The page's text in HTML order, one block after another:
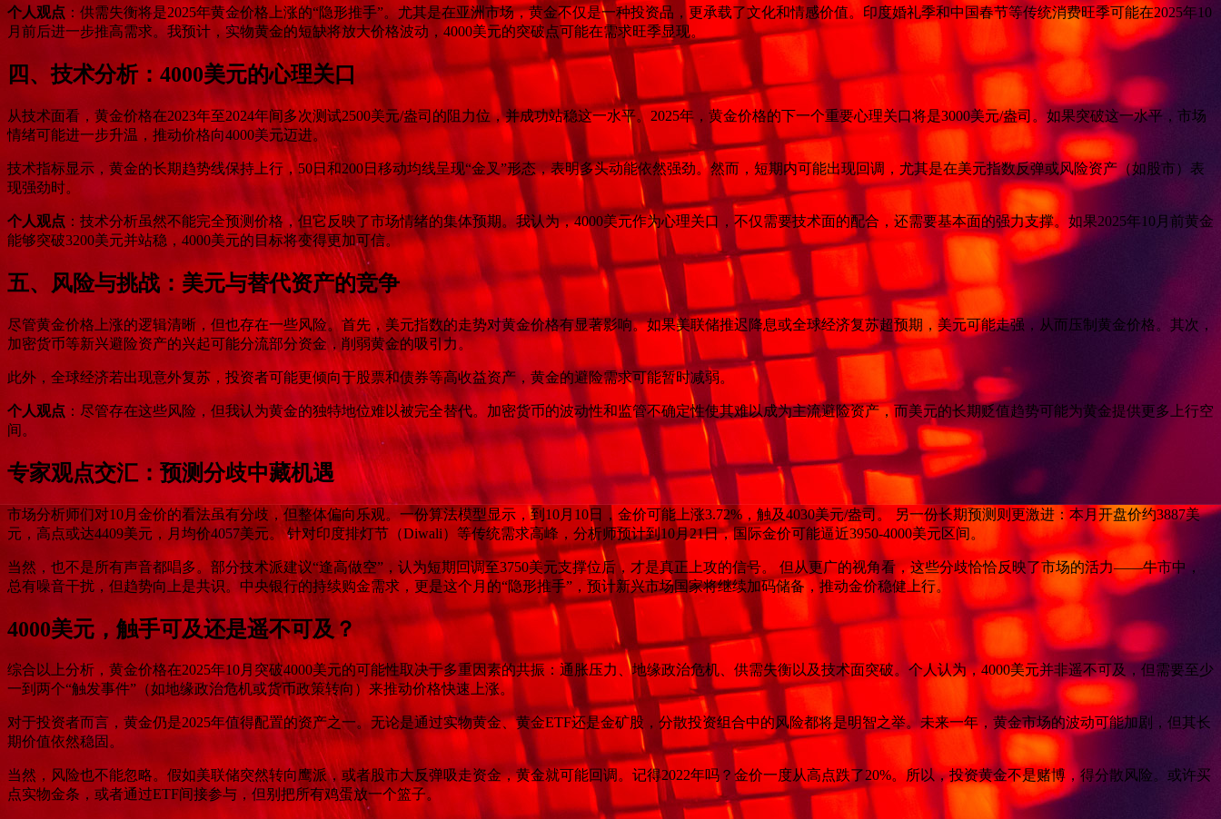
个人观点 ：供需失衡将是2025年黄金价格上涨的“隐形推手”。尤其是在亚洲市场，黄金不仅是一种投资品，更承载了文化和情感价值。印度婚礼季和中国春节等传统消费旺季可能在2025年10
月前后进一步推高需求。我预计，实物黄金的短缺将放大价格波动，4000美元的突破点可能在需求旺季显现。
四、技术分析：4000美元的心理关口
从技术面看，黄金价格在2023年至2024年间多次测试2500美元/盎司的阻力位，并成功站稳这一水平。2025年，黄金价格的下一个重要心理关口将是3000美元/盎司。如果突破这一水平，市场
情绪可能进一步升温，推动价格向4000美元迈进。
技术指标显示，黄金的长期趋势线保持上行，50日和200日移动均线呈现“金叉”形态，表明多头动能依然强劲。然而，短期内可能出现回调，尤其是在美元指数反弹或风险资产（如股市）表
现强劲时。
个人观点 ：技术分析虽然不能完全预测价格，但它反映了市场情绪的集体预期。我认为，4000美元作为心理关口，不仅需要技术面的配合，还需要基本面的强力支撑。如果2025年10月前黄金
能够突破3200美元并站稳，4000美元的目标将变得更加可信。
五、风险与挑战：美元与替代资产的竞争
尽管黄金价格上涨的逻辑清晰，但也存在一些风险。首先，美元指数的走势对黄金价格有显著影响。如果美联储推迟降息或全球经济复苏超预期，美元可能走强，从而压制黄金价格。其次，
加密货币等新兴避险资产的兴起可能分流部分资金，削弱黄金的吸引力。
此外，全球经济若出现意外复苏，投资者可能更倾向于股票和债券等高收益资产，黄金的避险需求可能暂时减弱。
个人观点 ：尽管存在这些风险，但我认为黄金的独特地位难以被完全替代。加密货币的波动性和监管不确定性使其难以成为主流避险资产，而美元的长期贬值趋势可能为黄金提供更多上行空
间。
专家观点交汇：预测分歧中藏机遇
市场分析师们对10月金价的看法虽有分歧，但整体偏向乐观。一份算法模型显示，到10月10日，金价可能上涨3.72%，触及4030美元/盎司。 另一份长期预测则更激进：本月开盘价约3887美
元，高点或达4409美元，月均价4057美元。 针对印度排灯节（Diwali）等传统需求高峰，分析师预计到10月21日，国际金价可能逼近3950-4000美元区间。
当然，也不是所有声音都唱多。部分技术派建议“逢高做空”，认为短期回调至3750美元支撑位后，才是真正上攻的信号。 但从更广的视角看，这些分歧恰恰反映了市场的活力——牛市中，
总有噪音干扰，但趋势向上是共识。中央银行的持续购金需求，更是这个月的“隐形推手”，预计新兴市场国家将继续加码储备，推动金价稳健上行。
4000美元，触手可及还是遥不可及？
综合以上分析，黄金价格在2025年10月突破4000美元的可能性取决于多重因素的共振：通胀压力、地缘政治危机、供需失衡以及技术面突破。个人认为，4000美元并非遥不可及，但需要至少
一到两个“触发事件”（如地缘政治危机或货币政策转向）来推动价格快速上涨。
对于投资者而言，黄金仍是2025年值得配置的资产之一。无论是通过实物黄金、黄金ETF还是金矿股，分散投资组合中的风险都将是明智之举。未来一年，黄金市场的波动可能加剧，但其长
期价值依然稳固。
当然，风险也不能忽略。假如美联储突然转向鹰派，或者股市大反弹吸走资金，黄金就可能回调。记得2022年吗？金价一度从高点跌了20%。所以，投资黄金不是赌博，得分散风险。或许买
点实物金条，或者通过ETF间接参与，但别把所有鸡蛋放一个篮子。